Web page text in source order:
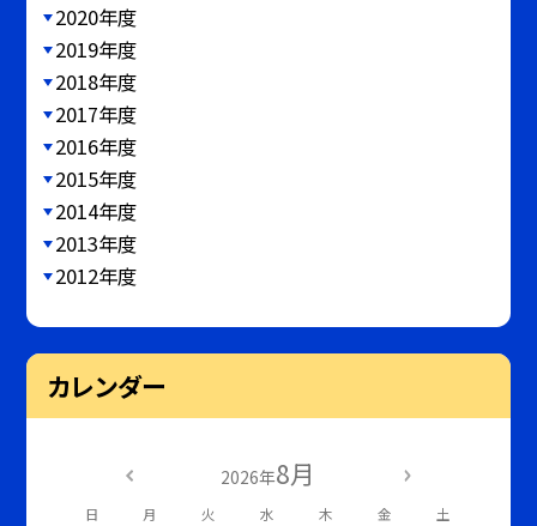
2020年度
2019年度
2018年度
2017年度
2016年度
2015年度
2014年度
2013年度
2012年度
カレンダー
2026年8月
日 月 火 水 木 金 土